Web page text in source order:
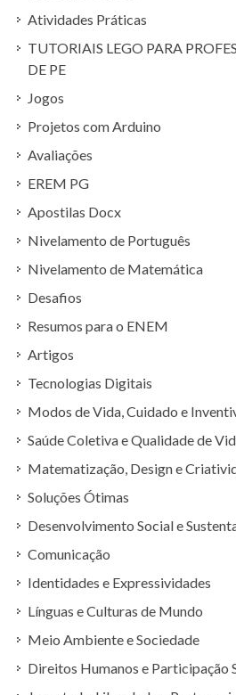
Atividades Práticas
TUTORIAIS LEGO PARA
DE PE
Jogos
Projetos com Arduino
Avaliações
EREM PG
Apostilas Docx
Nivelamento de Português
Nivelamento de Matemática
Desafios
Resumos para o ENEM
Artigos
Tecnologias Digitais
Modos de Vida, Cuidado e
Saúde Coletiva e Qualidade de
Matematização, Design e
Soluções Ótimas
Desenvolvimento Social e
Comunicação
Identidades e Expressividades
Línguas e Culturas de Mundo
Meio Ambiente e Sociedade
Direitos Humanos e Participação